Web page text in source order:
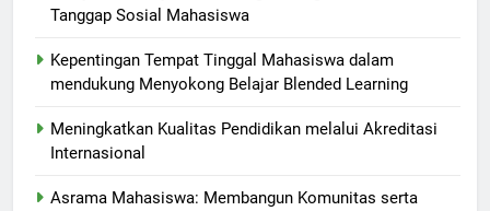
Tanggap Sosial Mahasiswa
Kepentingan Tempat Tinggal Mahasiswa dalam
mendukung Menyokong Belajar Blended Learning
Meningkatkan Kualitas Pendidikan melalui Akreditasi
Internasional
Asrama Mahasiswa: Membangun Komunitas serta